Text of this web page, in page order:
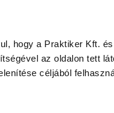
hogy a Praktiker Kft.
az oldalon tett
céljából